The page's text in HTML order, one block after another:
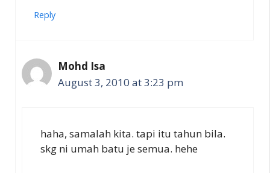
Reply
Mohd Isa
August 3, 2010 at 3:23 pm
haha, samalah kita. tapi itu tahun bila.
skg ni umah batu je semua. hehe